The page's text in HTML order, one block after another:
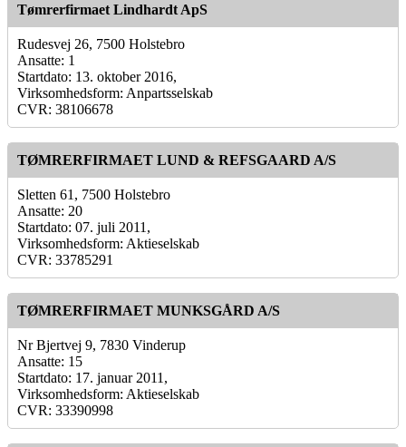
Tømrerfirmaet Lindhardt ApS
Rudesvej 26, 7500 Holstebro
Ansatte: 1
Startdato: 13. oktober 2016,
Virksomhedsform: Anpartsselskab
CVR: 38106678
TØMRERFIRMAET LUND & REFSGAARD A/S
Sletten 61, 7500 Holstebro
Ansatte: 20
Startdato: 07. juli 2011,
Virksomhedsform: Aktieselskab
CVR: 33785291
TØMRERFIRMAET MUNKSGÅRD A/S
Nr Bjertvej 9, 7830 Vinderup
Ansatte: 15
Startdato: 17. januar 2011,
Virksomhedsform: Aktieselskab
CVR: 33390998